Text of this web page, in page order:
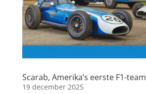
Scarab, Amerika’s eerste F1-team
19 december 2025